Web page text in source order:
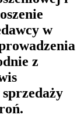
w
z